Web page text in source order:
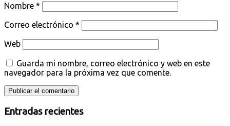
Nombre *
Correo electrónico *
Web
Guarda mi nombre, correo electrónico y web en este
navegador para la próxima vez que comente.
Entradas recientes